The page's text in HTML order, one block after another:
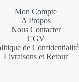
Mon Compte
A Propos
Nous Contacter
CGV
de Confidentialité
Livraisons et Retour